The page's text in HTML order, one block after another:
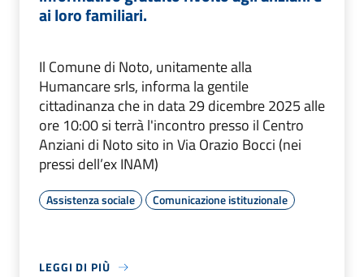
ai loro familiari.
Il Comune di Noto, unitamente alla
Humancare srls, informa la gentile
cittadinanza che in data 29 dicembre 2025 alle
ore 10:00 si terrà l'incontro presso il Centro
Anziani di Noto sito in Via Orazio Bocci (nei
pressi dell’ex INAM)
Assistenza sociale Comunicazione istituzionale
LEGGI DI PIÙ